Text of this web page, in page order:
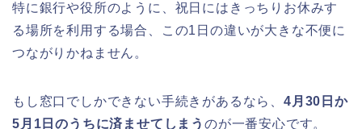
特に銀行や役所のように、祝日にはきっちりお休みす
る場所を利用する場合、この1日の違いが大きな不便に
つながりかねません。
もし窓口でしかできない手続きがあるなら、 4月30日か
5月1日のうちに済ませてしまう のが一番安心です。